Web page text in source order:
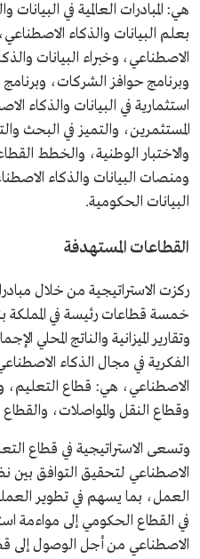
هي: المبادرات العالمية في
بعلم البيانات والذكاء
الاصطناعي، وخبراء البيانات
وبرنامج حوافز الشركات،
استثمارية في البيانات والذكاء
المستثمرين، والتميز في البحث
والاختبار الوطنية، والخطط
ومنصات البيانات والذكاء
البيانات الحكومية.
القطاعات المستهدفة
ركزت الاستراتيجية من خلال
وتقارير الميزانية والناتج المحلي
الفكرية في مجال الذكاء
الاصطناعي، هي: قطاع التعليم،
وقطاع النقل والمواصلات،
وتسعى الاستراتيجية في قطاع
الاصطناعي لتحقيق التوافق بين
العمل، بما يسهم في تطوير
في القطاع الحكومي إلى مواءمة
الاصطناعي من أجل الوصول إلى